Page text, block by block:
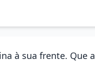
à sua frente. Que a